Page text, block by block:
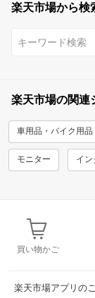
楽天市場から検
楽天市場の関連
車用品・バイク用品
モニター イン
買い物かご
楽天市場アプリの